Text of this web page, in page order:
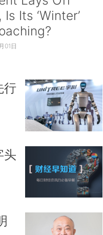
Its ‘Winter’
01日
行
头